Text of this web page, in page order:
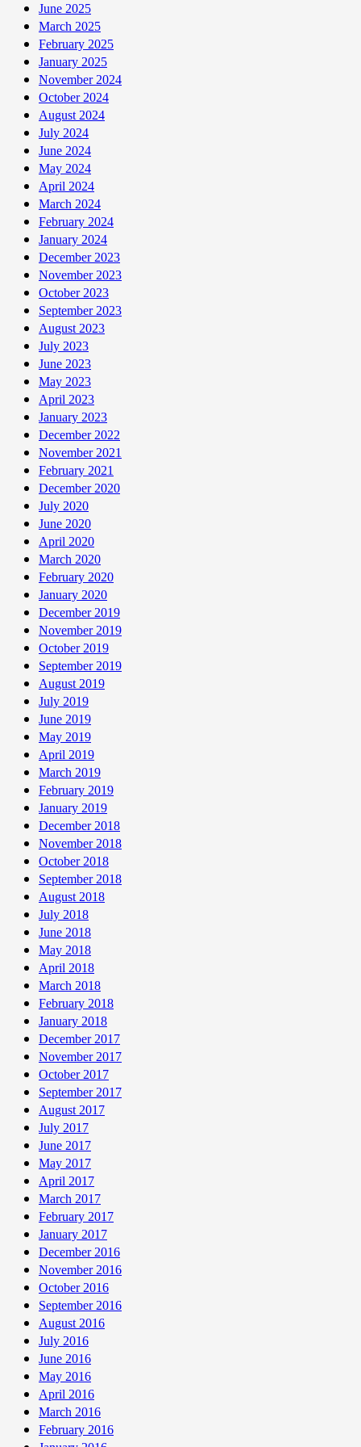
June 2025
March 2025
February 2025
January 2025
November 2024
October 2024
August 2024
July 2024
June 2024
May 2024
April 2024
March 2024
February 2024
January 2024
December 2023
November 2023
October 2023
September 2023
August 2023
July 2023
June 2023
May 2023
April 2023
January 2023
December 2022
November 2021
February 2021
December 2020
July 2020
June 2020
April 2020
March 2020
February 2020
January 2020
December 2019
November 2019
October 2019
September 2019
August 2019
July 2019
June 2019
May 2019
April 2019
March 2019
February 2019
January 2019
December 2018
November 2018
October 2018
September 2018
August 2018
July 2018
June 2018
May 2018
April 2018
March 2018
February 2018
January 2018
December 2017
November 2017
October 2017
September 2017
August 2017
July 2017
June 2017
May 2017
April 2017
March 2017
February 2017
January 2017
December 2016
November 2016
October 2016
September 2016
August 2016
July 2016
June 2016
May 2016
April 2016
March 2016
February 2016